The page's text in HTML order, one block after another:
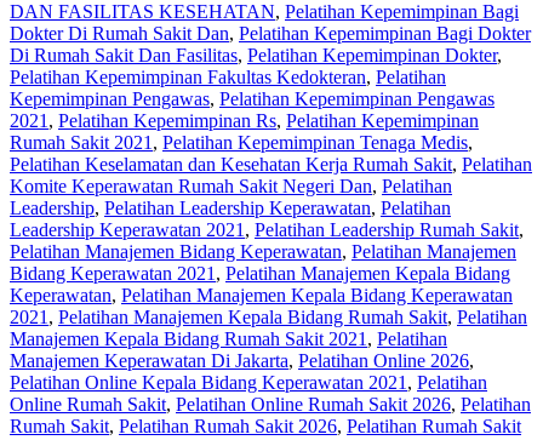
DAN FASILITAS KESEHATAN, Pelatihan Kepemimpinan Bagi
Dokter Di Rumah Sakit Dan, Pelatihan Kepemimpinan Bagi Dokter
Di Rumah Sakit Dan Fasilitas, Pelatihan Kepemimpinan Dokter,
Pelatihan Kepemimpinan Fakultas Kedokteran, Pelatihan
Kepemimpinan Pengawas, Pelatihan Kepemimpinan Pengawas
2021 , Pelatihan Kepemimpinan Rs, Pelatihan Kepemimpinan
Rumah Sakit 2021 , Pelatihan Kepemimpinan Tenaga Medis,
Pelatihan Keselamatan dan Kesehatan Kerja Rumah Sakit, Pelatihan
Komite Keperawatan Rumah Sakit Negeri Dan, Pelatihan
Leadership, Pelatihan Leadership Keperawatan, Pelatihan
Leadership Keperawatan 2021 , Pelatihan Leadership Rumah Sakit,
Pelatihan Manajemen Bidang Keperawatan, Pelatihan Manajemen
Bidang Keperawatan 2021 , Pelatihan Manajemen Kepala Bidang
Keperawatan, Pelatihan Manajemen Kepala Bidang Keperawatan
2021 , Pelatihan Manajemen Kepala Bidang Rumah Sakit, Pelatihan
Manajemen Kepala Bidang Rumah Sakit 2021 , Pelatihan
Manajemen Keperawatan Di Jakarta, Pelatihan Online 2026,
Pelatihan Online Kepala Bidang Keperawatan 2021 , Pelatihan
Online Rumah Sakit, Pelatihan Online Rumah Sakit 2026, Pelatihan
Rumah Sakit‎, Pelatihan Rumah Sakit 2026, Pelatihan Rumah Sakit